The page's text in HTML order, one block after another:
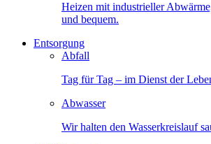
Heizen mit industrieller
und bequem.
Entsorgung
Abfall
Tag für Tag – im Dienst der
Abwasser
Wir halten den Wasserkreislauf